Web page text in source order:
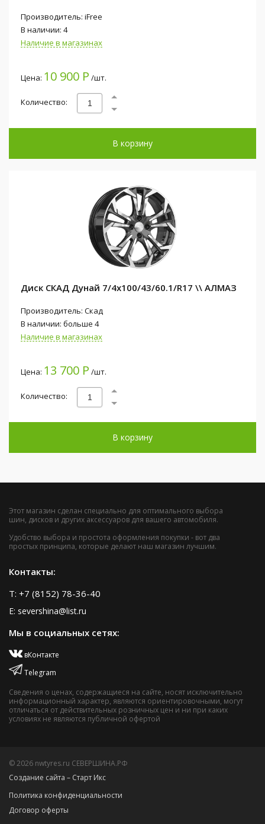
Производитель: iFree
В наличии: 4
Наличие в магазинах
Цена: 10 900 Р /шт.
Количество:
В корзину
Диск СКАД Дунай 7/4x100/43/60.1/R17 \\ АЛМАЗ
Производитель: Скад
В наличии: больше 4
Наличие в магазинах
Цена: 13 700 Р /шт.
Количество:
В корзину
Этот магазин сделан специально для оптимального выбора
шин, дисков и других аксессуаров для вашего автомобиля.
Удобство выбора и простота оформления покупки - вот два
простых принципа, которые делают наш магазин лучшим.
Контакты:
T: +7 (8152) 78-36-40
E: severshina@list.ru
Мы в социальных сетях:
вКонтакте
Telegram
Сведения о ценах, содержащиеся на сайте, носят исключительно
информационный характер, являются ориентировочными, могут
отличаться от действительных розничных цен и ни при каких
условиях не являются публичной офертой
© 2026 nwtyres.ru СЕВЕРШИНА.РФ
Создание сайта – Старт Икс
Политика конфиденциальности
Договор оферты